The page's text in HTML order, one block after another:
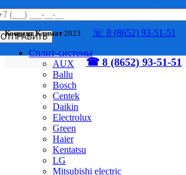
☎ 8 (8652) 93-51-51
Концепт Климат 2023
☏ 8 (8652) 93-51-51
Сплит-системы
AUX
Ballu
Bosch
Centek
Daikin
Electrolux
Green
Haier
Kentatsu
LG
Mitsubishi electric